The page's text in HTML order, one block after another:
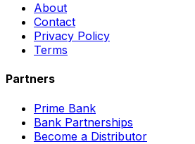
About
Contact
Privacy Policy
Terms
Partners
Prime Bank
Bank Partnerships
Become a Distributor